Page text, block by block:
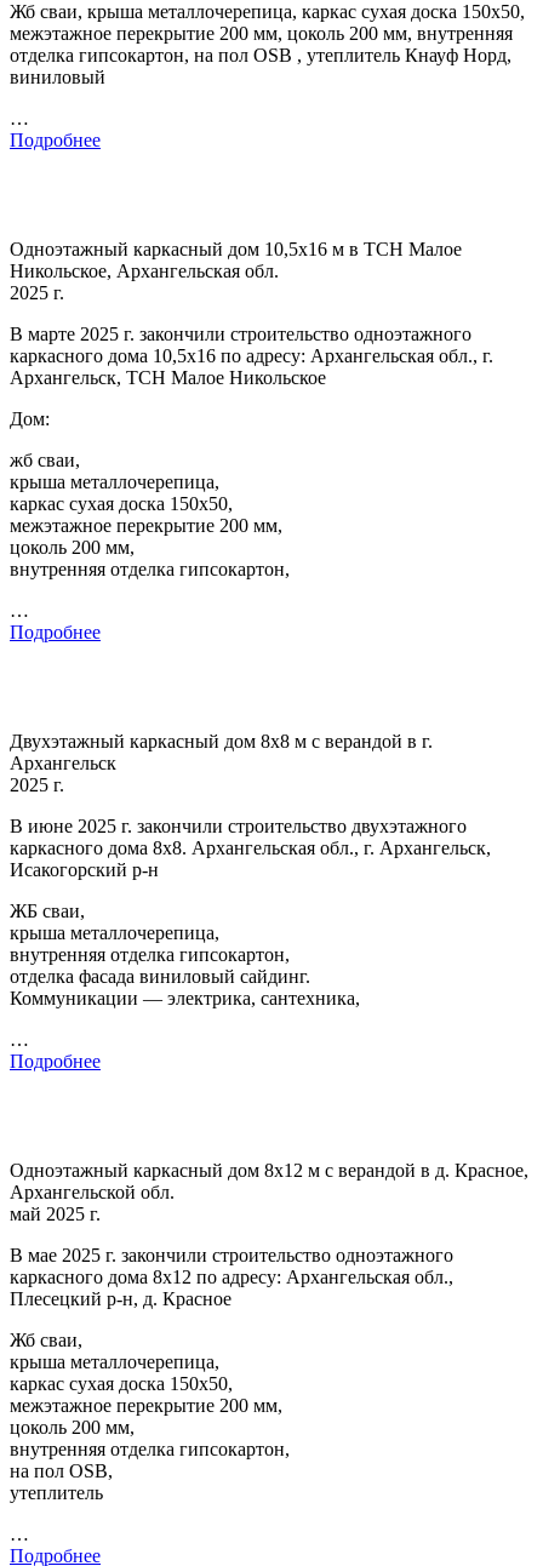
Жб сваи, крыша металлочерепица, каркас сухая доска 150х50,
межэтажное перекрытие 200 мм, цоколь 200 мм, внутренняя
отделка гипсокартон, на пол OSB , утеплитель Кнауф Норд,
виниловый
…
Подробнее
Одноэтажный каркасный дом 10,5х16 м в ТСН Малое
Никольское, Архангельская обл.
2025 г.
В марте 2025 г. закончили строительство одноэтажного
каркасного дома 10,5х16 по адресу: Архангельская обл., г.
Архангельск, ТСН Малое Никольское
Дом:
жб сваи,
крыша металлочерепица,
каркас сухая доска 150х50,
межэтажное перекрытие 200 мм,
цоколь 200 мм,
внутренняя отделка гипсокартон,
…
Подробнее
Двухэтажный каркасный дом 8х8 м с верандой в г.
Архангельск
2025 г.
В июне 2025 г. закончили строительство двухэтажного
каркасного дома 8х8. Архангельская обл., г. Архангельск,
Исакогорский р-н
ЖБ сваи,
крыша металлочерепица,
внутренняя отделка гипсокартон,
отделка фасада виниловый сайдинг.
Коммуникации — электрика, сантехника,
…
Подробнее
Одноэтажный каркасный дом 8х12 м с верандой в д. Красное,
Архангельской обл.
май 2025 г.
В мае 2025 г. закончили строительство одноэтажного
каркасного дома 8х12 по адресу: Архангельская обл.,
Плесецкий р-н, д. Красное
Жб сваи,
крыша металлочерепица,
каркас сухая доска 150х50,
межэтажное перекрытие 200 мм,
цоколь 200 мм,
внутренняя отделка гипсокартон,
на пол OSB,
утеплитель
…
Подробнее